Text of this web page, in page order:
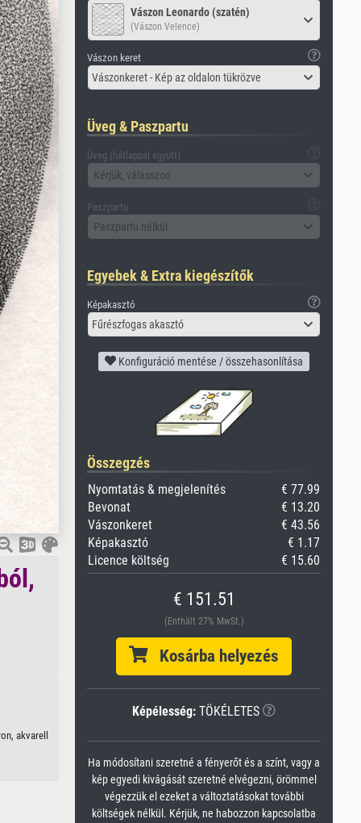
akvarell
Vászon Leonardo (szatén)
(Vászon Velence)
Vászon keret
Vászonkeret - Kép az oldalon tükrözve
Üveg & Paszpartu
Üveg (hátlappal együtt)
Kérjük, válasszon
Paszpartu
Paszpartu nélkül
Egyebek & Extra kiegészítők
Képakasztó
Fűrészfogas akasztó
Konfiguráció mentése / összehasonlítása
Összegzés
Nyomtatás & megjelenítés
€ 77.99
Bevonat
€ 13.20
Vászonkeret
€ 43.56
Képakasztó
€ 1.17
Licence költség
€ 15.60
€ 151.51
(Enthält 27% MwSt.)
Kosárba helyezés
Képélesség: TÖKÉLETES
Ha módosítani szeretné a fényerőt és a színt, vagy a
kép egyedi kivágását szeretné elvégezni, örömmel
végezzük el ezeket a változtatásokat további
költségek nélkül. Kérjük, ne habozzon kapcsolatba